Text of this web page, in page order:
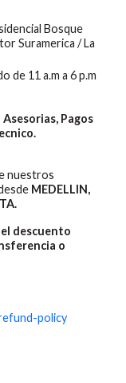
Bosque
Suramerica / La
de 11 a.m a 6 p.m
Asesorias, Pagos
nuestros
MEDELLIN,
descuento
o
policy